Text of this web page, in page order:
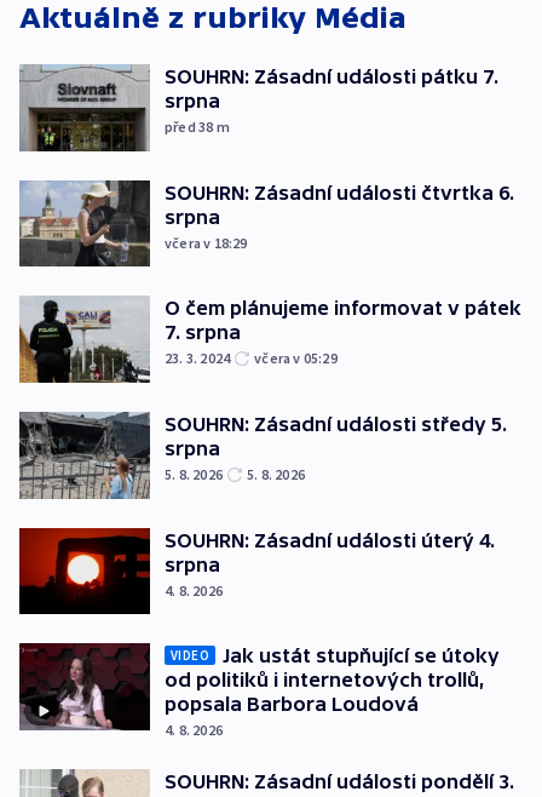
Aktuálně z rubriky Média
SOUHRN: Zásadní události pátku 7.
srpna
před 38 m
SOUHRN: Zásadní události čtvrtka 6.
srpna
včera v 18:29
O čem plánujeme informovat v pátek
7. srpna
23. 3. 2024 včera v 05:29
SOUHRN: Zásadní události středy 5.
srpna
5. 8. 2026 5. 8. 2026
SOUHRN: Zásadní události úterý 4.
srpna
4. 8. 2026
VIDEO
Jak ustát stupňující se útoky
od politiků i internetových trollů,
popsala Barbora Loudová
4. 8. 2026
SOUHRN: Zásadní události pondělí 3.